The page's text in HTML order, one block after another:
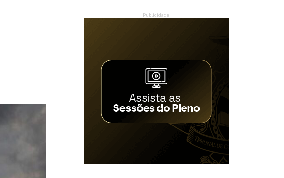
Publicidade